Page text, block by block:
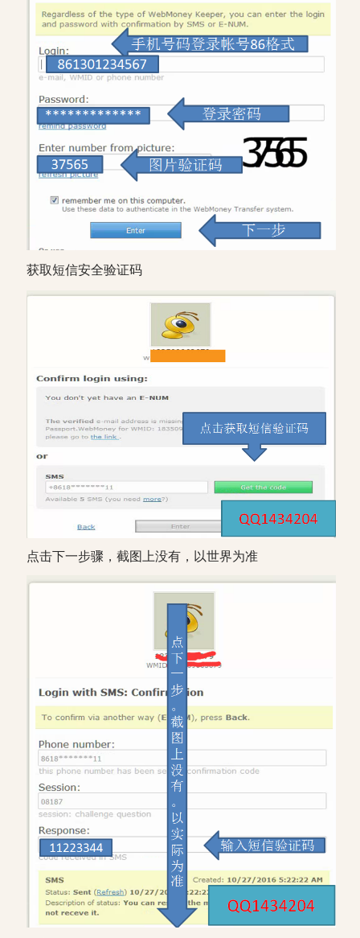
获取短信安全验证码
点击下一步骤，截图上没有，以世界为准